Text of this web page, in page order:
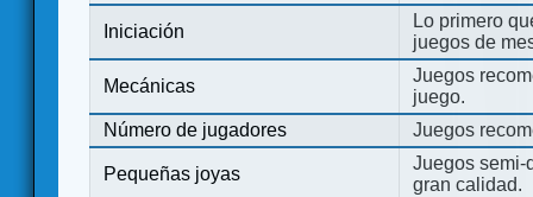
Iniciación
Lo primero
juegos de
Mecánicas
Juegos
juego.
Número de jugadores
Juegos
Pequeñas joyas
Juegos semi-
gran calidad.